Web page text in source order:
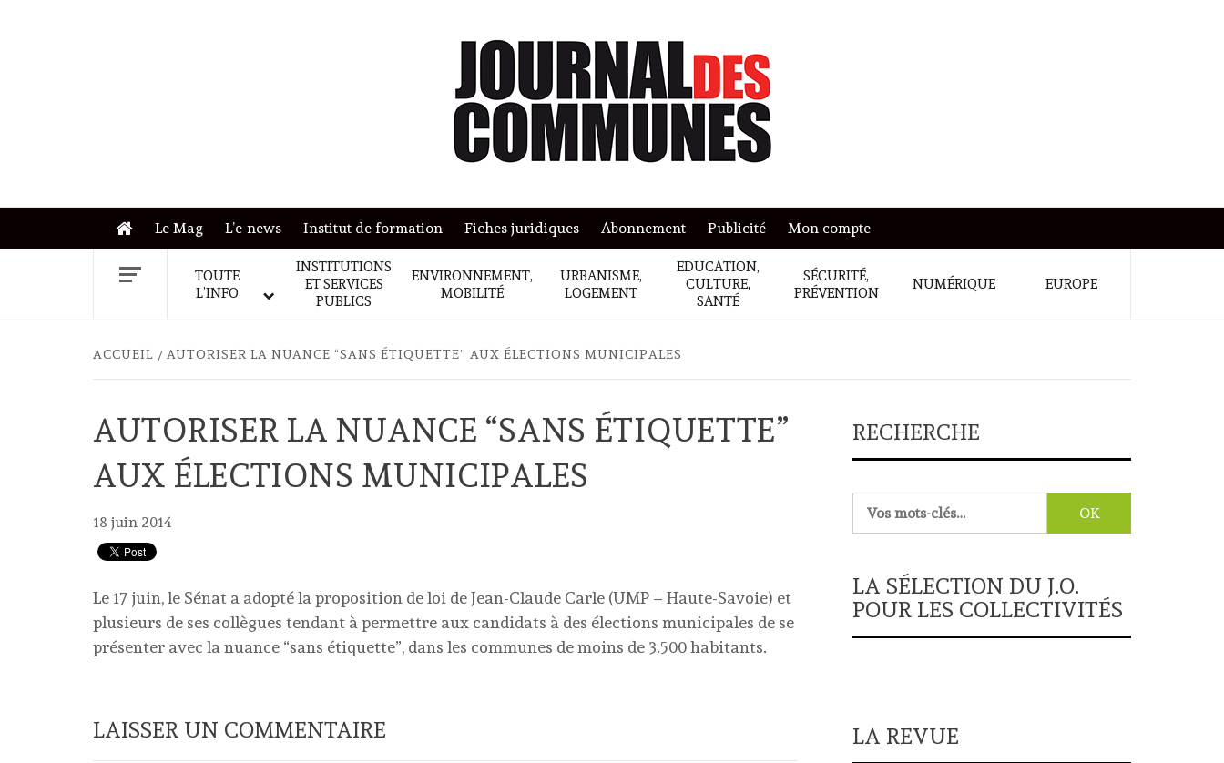
Le Mag L’e-news Institut de formation Fiches juridiques Abonnement Publicité Mon compte
TOUTE
L’INFO
INSTITUTIONS
ET SERVICES
PUBLICS
ENVIRONNEMENT,
MOBILITÉ
URBANISME,
LOGEMENT
EDUCATION,
CULTURE,
SANTÉ
SÉCURITÉ,
PRÉVENTION
NUMÉRIQUE EUROPE
ACCUEIL AUTORISER LA NUANCE “SANS ÉTIQUETTE” AUX ÉLECTIONS MUNICIPALES
AUTORISER LA NUANCE “SANS ÉTIQUETTE”
AUX ÉLECTIONS MUNICIPALES
18 juin 2014
Le 17 juin, le Sénat a adopté la proposition de loi de Jean-Claude Carle (UMP – Haute-Savoie) et
plusieurs de ses collègues tendant à permettre aux candidats à des élections municipales de se
présenter avec la nuance “sans étiquette”, dans les communes de moins de 3.500 habitants.
LAISSER UN COMMENTAIRE
RECHERCHE
LA SÉLECTION DU J.O.
POUR LES COLLECTIVITÉS
LA REVUE